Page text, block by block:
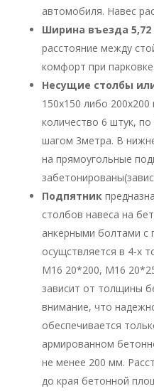
автомобиля. Навес
Ширина въезда
расстояние между
комфорт при
Несущие столбы
150х150 либо
количество 6 штук,
шагом 3метра. В
на прямоугольные
Подпятник
столбов навеса на
анкерными болтами с
осущствляется в 4-х
М16 20*200, М16
зависит от толщины
внимание, что
обеспечивается
армированном
не менее 200 мм.
до края бетонной